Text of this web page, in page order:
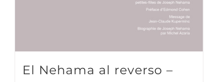
El Nehama al reverso –